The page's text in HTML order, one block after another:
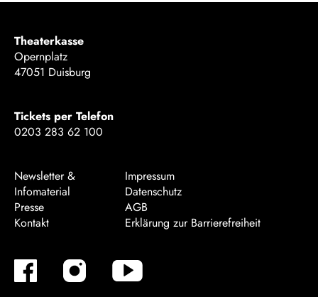
Theaterkasse
Opernplatz
47051 Duisburg
Tickets per Telefon
0203 283 62 100
Newsletter &
Infomaterial
Presse
Kontakt
Impressum
Datenschutz
AGB
Erklärung zur Barrierefreiheit